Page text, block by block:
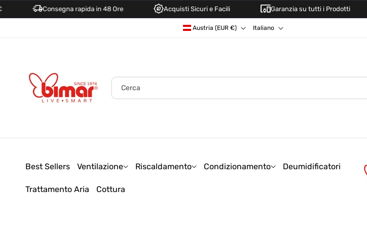
Direttamente
Consegna rapida in 48 Ore Acquisti Sicuri e Facili Garanzia su tutti i Prodotti
P
r
a
Austria (EUR €) Italiano
Cerca
Best Sellers Ventilazione Riscaldamento Condizionamento Deumidificatori
Trattamento Aria Cottura